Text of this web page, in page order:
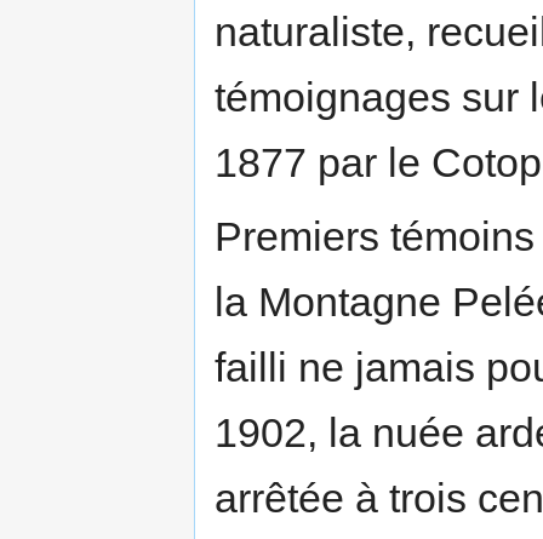
naturaliste,
témoignages sur
1877 par le
Premiers
la Montagne
failli ne jamais
1902, la nuée
arrêtée à trois